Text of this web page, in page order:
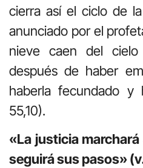
cierra así el ciclo de
anunciado por el
nieve caen del
después de haber
haberla fecundado y
55,10).
«La justicia
seguirá sus pasos»